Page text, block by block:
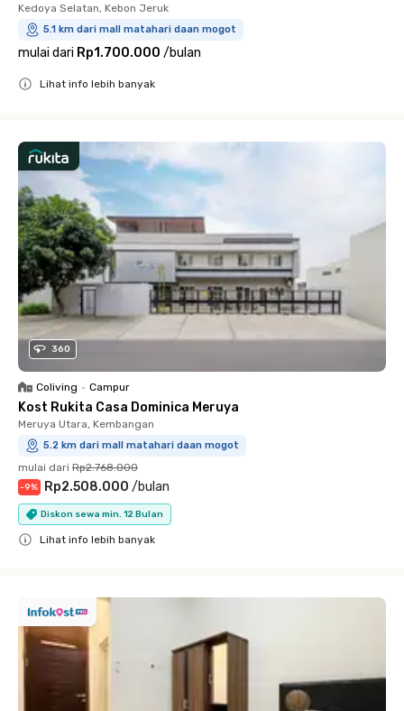
Kedoya Selatan, Kebon Jeruk
5.1 km dari mall matahari daan mogot
mulai dari Rp1.700.000 /bulan
Lihat info lebih banyak
360
Coliving • Campur
Kost Rukita Casa Dominica Meruya
Meruya Utara, Kembangan
5.2 km dari mall matahari daan mogot
mulai dari Rp2.768.000
-9% Rp2.508.000 /bulan
Diskon sewa min. 12 Bulan
Lihat info lebih banyak